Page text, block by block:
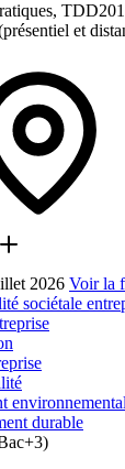
TDD201
et
2026 Voir la
sociétale
durable